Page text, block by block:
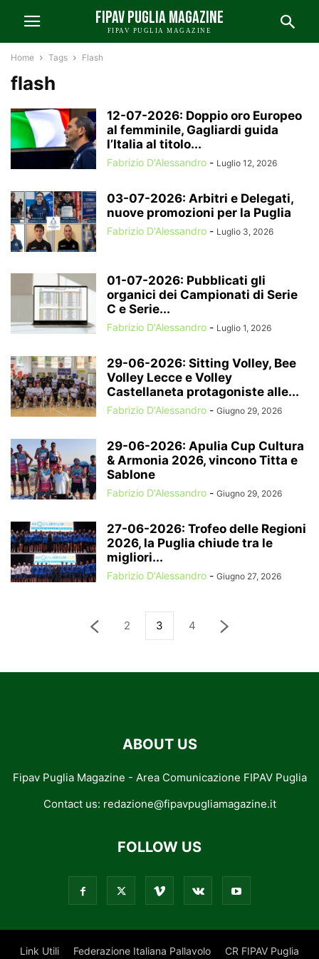
FIPAV PUGLIA MAGAZINE
FIPAV PUGLIA MAGAZINE
Home Tags Flash
flash
12-07-2026: Doppio oro Europeo
al femminile, Gagliardi guida
l’Italia al titolo...
Fabrizio D'Alessandro - Luglio 12, 2026
03-07-2026: Arbitri e Delegati,
nuove promozioni per la Puglia
Fabrizio D'Alessandro - Luglio 3, 2026
01-07-2026: Pubblicati gli
organici dei Campionati di Serie
C e Serie...
Fabrizio D'Alessandro - Luglio 1, 2026
29-06-2026: Sitting Volley, Bee
Volley Lecce e Volley
Castellaneta protagoniste alle...
Fabrizio D'Alessandro - Giugno 29, 2026
29-06-2026: Apulia Cup Cultura
& Armonia 2026, vincono Titta e
Sablone
Fabrizio D'Alessandro - Giugno 29, 2026
27-06-2026: Trofeo delle Regioni
2026, la Puglia chiude tra le
migliori...
Fabrizio D'Alessandro - Giugno 27, 2026
2 3 4
ABOUT US
Fipav Puglia Magazine - Area Comunicazione FIPAV Puglia
Contact us: redazione@fipavpugliamagazine.it
FOLLOW US
Link Utili Federazione Italiana Pallavolo CR FIPAV Puglia